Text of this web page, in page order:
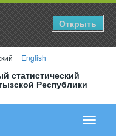
Открыть
English
статистический
Республики
меню